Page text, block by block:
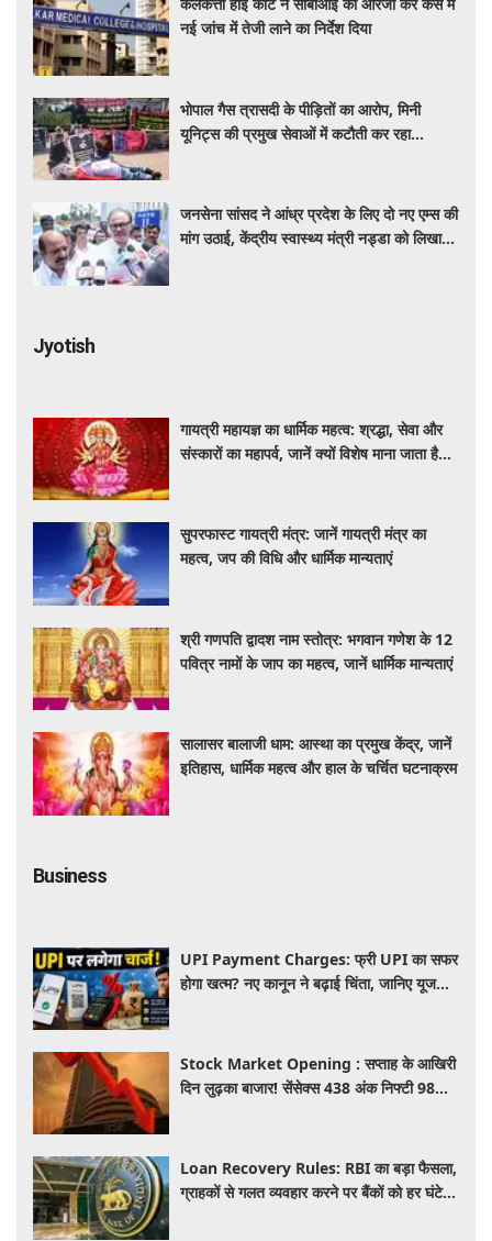
कलकत्ता हाई कोर्ट ने सीबीआई को आरजी कर केस में
नई जांच में तेजी लाने का निर्देश दिया
भोपाल गैस त्रासदी के पीड़ितों का आरोप, मिनी
यूनिट्स की प्रमुख सेवाओं में कटौती कर रहा
जनसेना सांसद ने आंध्र प्रदेश के लिए दो नए एम्स की
मांग उठाई, केंद्रीय स्वास्थ्य मंत्री नड्डा को लिखा
Jyotish
गायत्री महायज्ञ का धार्मिक महत्व: श्रद्धा, सेवा और
संस्कारों का महापर्व, जानें क्यों विशेष माना जाता है
सुपरफास्ट गायत्री मंत्र: जानें गायत्री मंत्र का
महत्व, जप की विधि और धार्मिक मान्यताएं
श्री गणपति द्वादश नाम स्तोत्र: भगवान गणेश के 12
पवित्र नामों के जाप का महत्व, जानें धार्मिक मान्यताएं
सालासर बालाजी धाम: आस्था का प्रमुख केंद्र, जानें
इतिहास, धार्मिक महत्व और हाल के चर्चित घटनाक्रम
Business
UPI Payment Charges: फ्री UPI का सफर
होगा खत्म? नए कानून ने बढ़ाई चिंता, जानिए यूजर्स
Stock Market Opening : सप्ताह के आखिरी
दिन लुढ़का बाजार! सेंसेक्स 438 अंक निफ्टी 98
Loan Recovery Rules: RBI का बड़ा फैसला,
ग्राहकों से गलत व्यवहार करने पर बैंकों को हर घंटे